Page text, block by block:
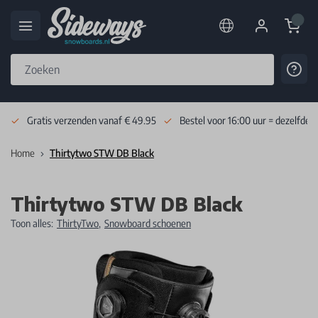
Cart
Gratis verzenden vanaf € 49.95 Bestel voor 16:00 uur = dezelfde
Home Thirtytwo STW DB Black
Thirtytwo STW DB Black
Toon alles: ThirtyTwo, Snowboard schoenen